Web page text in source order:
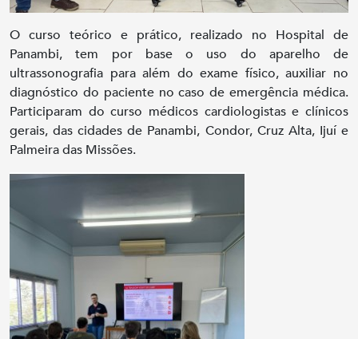
O curso teórico e prático, realizado no Hospital de
Panambi, tem por base o uso do aparelho de
ultrassonografia para além do exame físico, auxiliar no
diagnóstico do paciente no caso de emergência médica.
Participaram do curso médicos cardiologistas e clínicos
gerais, das cidades de Panambi, Condor, Cruz Alta, Ijuí e
Palmeira das Missões.